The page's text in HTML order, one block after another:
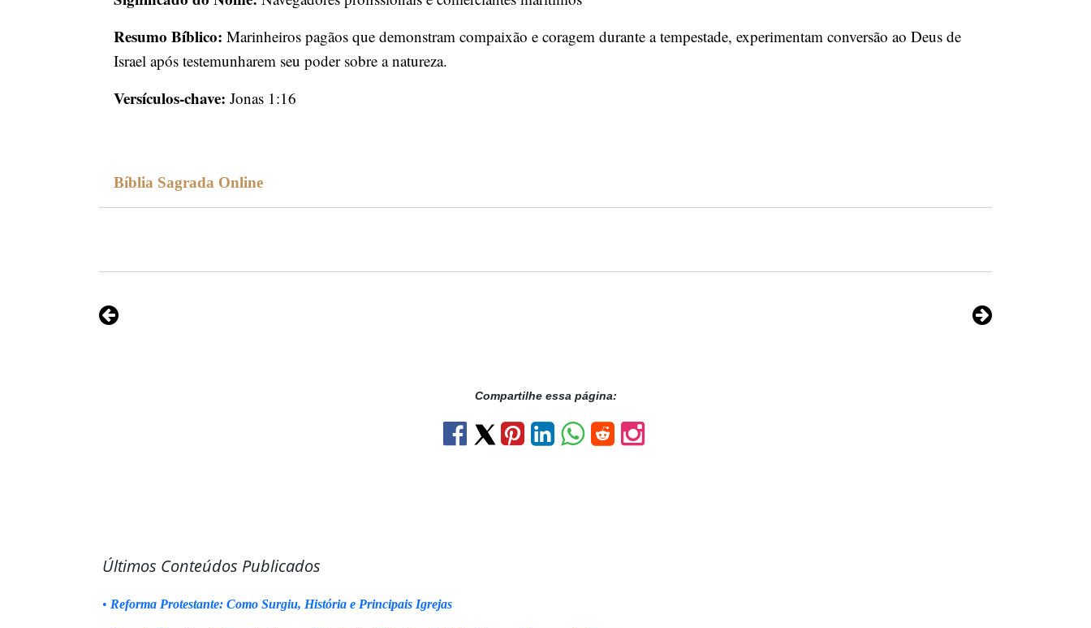
Resumo Bíblico: Marinheiros pagãos que demonstram compaixão e coragem durante a tempestade, experimentam conversão ao Deus de
Israel após testemunharem seu poder sobre a natureza.
Versículos-chave: Jonas 1:16
Bíblia Sagrada Online
Compartilhe essa página:
Últimos Conteúdos Publicados
• Reforma Protestante: Como Surgiu, História e Principais Igrejas